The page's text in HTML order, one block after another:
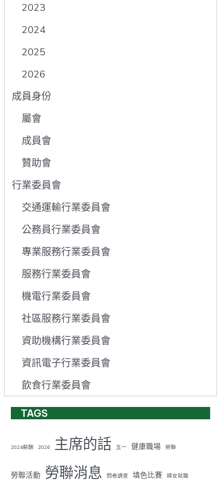
2023
2024
2025
2026
成員身份
屬會
成員會
贊助會
行業委員會
交通運輸行業委員會
公務員行業委員會
專業服務行業委員會
服務行業委員會
機電行業委員會
社區服務行業委員會
資助機構行業委員會
資訊電子行業委員會
飲食行業委員會
TAGS
2024薪酬 2026 主席的話 五一 健康職場 勞聯
勞聯活動 勞聯消息 問卷調查 填色比賽 婦女就職